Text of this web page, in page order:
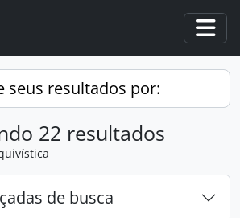
seus resultados por:
22 resultados
de busca